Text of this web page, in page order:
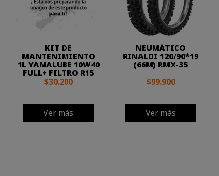
KIT DE
MANTENIMIENTO
1L YAMALUBE 10W40
FULL+ FILTRO R15
$30.200
Ver más
NEUMÁTICO
RINALDI 120/90*19
(66M) RMX-35
$99.900
Ver más